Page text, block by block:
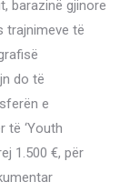
barazinë gjinore
trajnimeve të
do të
e
të ‘Youth
1.500 €, për